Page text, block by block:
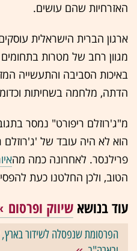
האזרחיות שהם עושים.
ארגון הברית הישראלית
מגוון רחב של מטרות
באיכות הסביבה והתעשייה
הדתה, מלחמה בשחיתות
מ"ג'רוזלם ריפורט" נמסר
הוא לא היה עובד של 'ג'רוזלם
פרילנסר. לאחרונה כמה מה
הטוב, ולכן החלטנו כעת
עוד בנושא שיווק ופרסום
הפרסומת שנפסלה לשידור